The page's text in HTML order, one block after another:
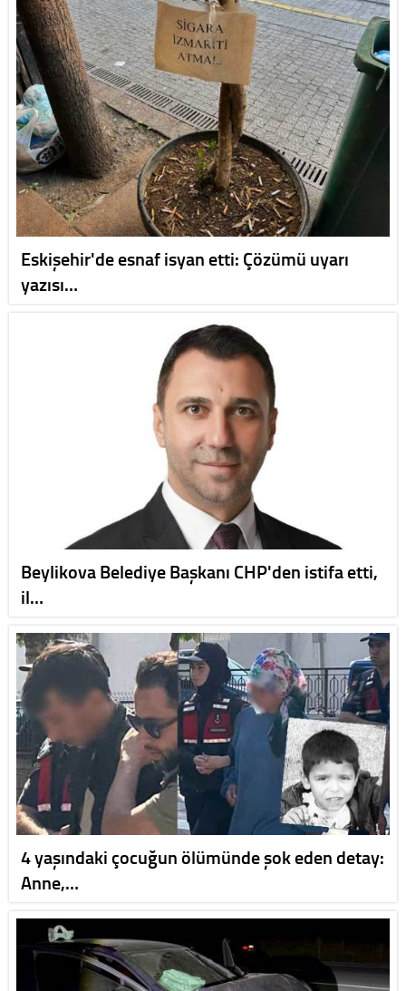
Eskişehir'de esnaf isyan etti: Çözümü uyarı
yazısı…
Beylikova Belediye Başkanı CHP'den istifa etti,
il…
4 yaşındaki çocuğun ölümünde şok eden detay:
Anne,…